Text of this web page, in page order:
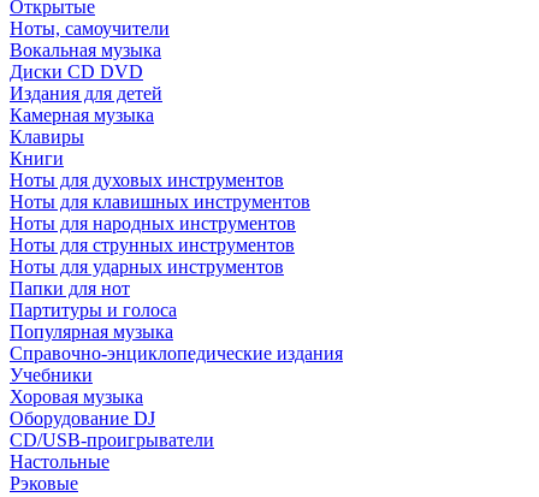
Открытые
Ноты, самоучители
Вокальная музыка
Диски CD DVD
Издания для детей
Камерная музыка
Клавиры
Книги
Ноты для духовых инструментов
Ноты для клавишных инструментов
Ноты для народных инструментов
Ноты для струнных инструментов
Ноты для ударных инструментов
Папки для нот
Партитуры и голоса
Популярная музыка
Справочно-энциклопедические издания
Учебники
Хоровая музыка
Оборудование DJ
CD/USB-проигрыватели
Настольные
Рэковые